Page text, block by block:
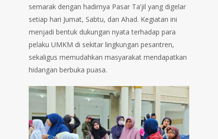
semarak dengan hadirnya Pasar Ta’jil yang digelar
setiap hari Jumat, Sabtu, dan Ahad. Kegiatan ini
menjadi bentuk dukungan nyata terhadap para
pelaku UMKM di sekitar lingkungan pesantren,
sekaligus memudahkan masyarakat mendapatkan
hidangan berbuka puasa.